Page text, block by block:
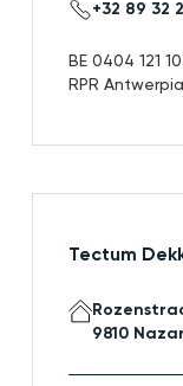
+32 89 32
BE 0404 121
RPR
Tectum
9810